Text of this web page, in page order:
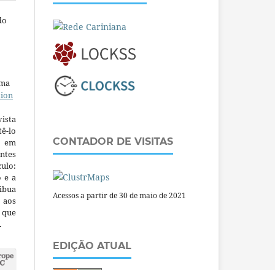
lo
em
e a
CONTADOR DE VISITAS
Acessos a partir de 30 de maio de 2021
EDIÇÃO ATUAL